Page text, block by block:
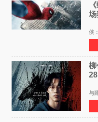
场
侠
美
此
万
柳
与
主
俊
幽